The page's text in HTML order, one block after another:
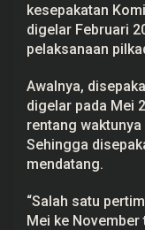
kesepakatan
digelar Februari
pelaksanaan
Awalnya,
digelar pada Mei
rentang
Sehingga
mendatang.
“Salah satu
Mei ke